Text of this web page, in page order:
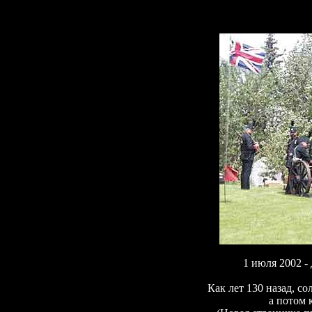
1 июля 2002
Как лет 130 назад,
а потом